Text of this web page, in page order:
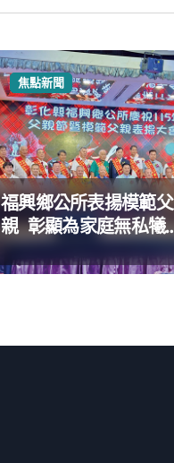
焦點新聞
福興鄉公所表揚模範父
親 彰顯為家庭無私犧
牲奉獻